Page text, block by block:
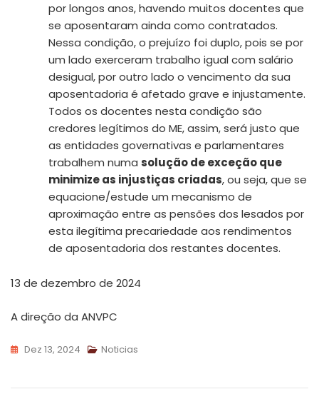
por longos anos, havendo muitos docentes que
se aposentaram ainda como contratados.
Nessa condição, o prejuízo foi duplo, pois se por
um lado exerceram trabalho igual com salário
desigual, por outro lado o vencimento da sua
aposentadoria é afetado grave e injustamente.
Todos os docentes nesta condição são
credores legítimos do ME, assim, será justo que
as entidades governativas e parlamentares
trabalhem numasolução de exceção que
minimize as injustiças criadas, ou seja, que se
equacione/estude um mecanismo de
aproximação entre as pensões dos lesados por
esta ilegítima precariedade aos rendimentos
de aposentadoria dos restantes docentes.
13 de dezembro de 2024
A direção da ANVPC
Dez 13, 2024 Noticias